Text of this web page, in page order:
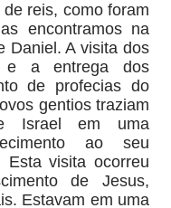
reis, como foram
encontramos na
Daniel. A visita dos
e a entrega dos
de profecias do
gentios traziam
Israel em uma
ao seu
visita ocorreu
de Jesus,
Estavam em uma